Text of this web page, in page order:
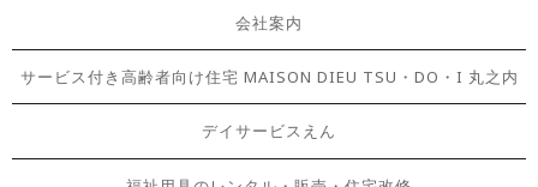
会社案内
サービス付き高齢者向け住宅 MAISON DIEU TSU・DO・I 丸之内
デイサービスえん